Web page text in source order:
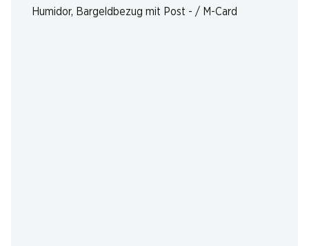
Humidor, Bargeldbezug mit Post - / M-Card